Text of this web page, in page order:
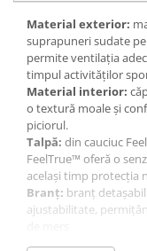
Material exterior:
suprapuneri sudate
permite ventilația
timpul activităților
Material interior:
o textură moale și
piciorul.
Talpă: din cauciuc
FeelTrue™ oferă o
același timp protecția
Branț: branț
ajustabilitate,
Sneakerși